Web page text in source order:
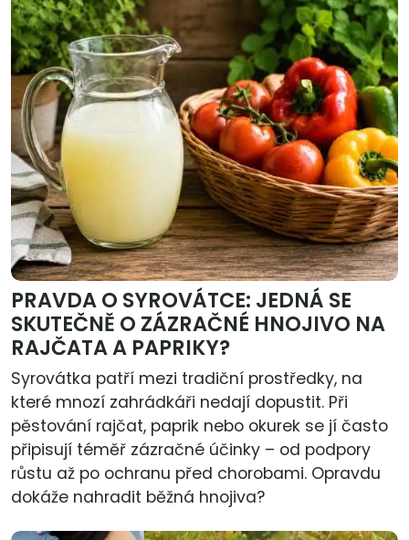
PRAVDA O SYROVÁTCE: JEDNÁ SE
SKUTEČNĚ O ZÁZRAČNÉ HNOJIVO NA
RAJČATA A PAPRIKY?
Syrovátka patří mezi tradiční prostředky, na
které mnozí zahrádkáři nedají dopustit. Při
pěstování rajčat, paprik nebo okurek se jí často
připisují téměř zázračné účinky – od podpory
růstu až po ochranu před chorobami. Opravdu
dokáže nahradit běžná hnojiva?